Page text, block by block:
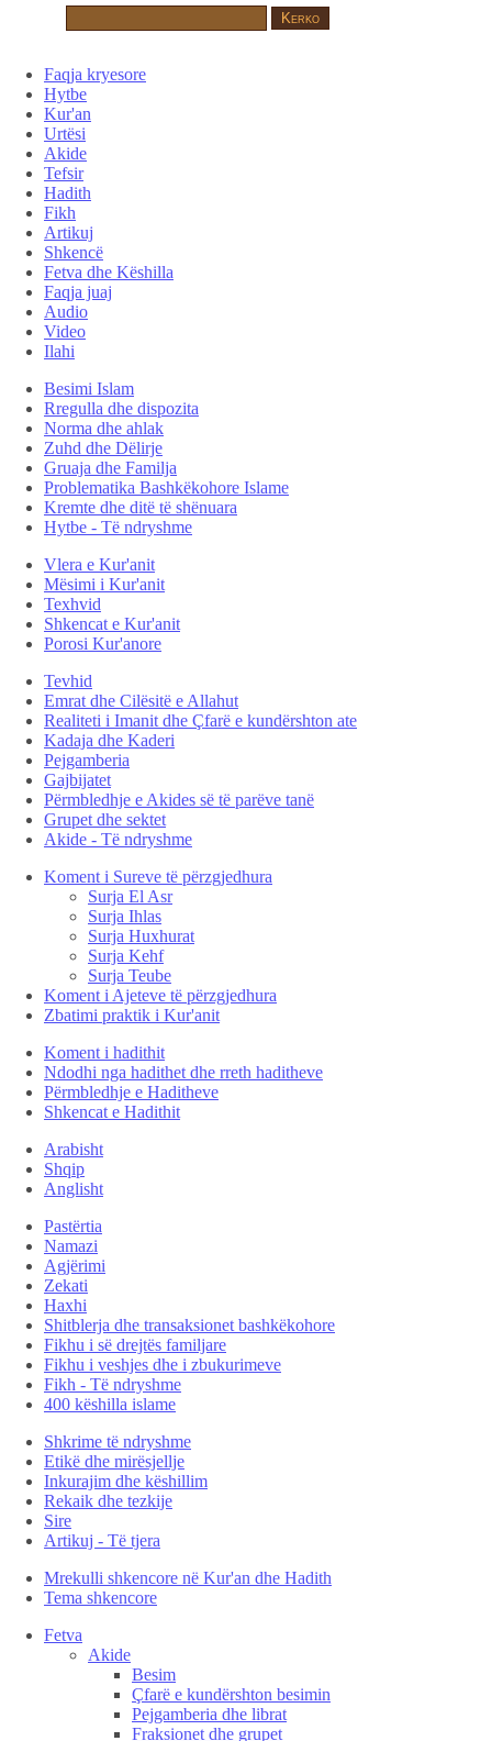
Faqja kryesore
Hytbe
Kur'an
Urtësi
Akide
Tefsir
Hadith
Fikh
Artikuj
Shkencë
Fetva dhe Këshilla
Faqja juaj
Audio
Video
Ilahi
Besimi Islam
Rregulla dhe dispozita
Norma dhe ahlak
Zuhd dhe Dëlirje
Gruaja dhe Familja
Problematika Bashkëkohore Islame
Kremte dhe ditë të shënuara
Hytbe - Të ndryshme
Vlera e Kur'anit
Mësimi i Kur'anit
Texhvid
Shkencat e Kur'anit
Porosi Kur'anore
Tevhid
Emrat dhe Cilësitë e Allahut
Realiteti i Imanit dhe Çfarë e kundërshton ate
Kadaja dhe Kaderi
Pejgamberia
Gajbijatet
Përmbledhje e Akides së të parëve tanë
Grupet dhe sektet
Akide - Të ndryshme
Koment i Sureve të përzgjedhura
Surja El Asr
Surja Ihlas
Surja Huxhurat
Surja Kehf
Surja Teube
Koment i Ajeteve të përzgjedhura
Zbatimi praktik i Kur'anit
Koment i hadithit
Ndodhi nga hadithet dhe rreth haditheve
Përmbledhje e Haditheve
Shkencat e Hadithit
Arabisht
Shqip
Anglisht
Pastërtia
Namazi
Agjërimi
Zekati
Haxhi
Shitblerja dhe transaksionet bashkëkohore
Fikhu i së drejtës familjare
Fikhu i veshjes dhe i zbukurimeve
Fikh - Të ndryshme
400 këshilla islame
Shkrime të ndryshme
Etikë dhe mirësjellje
Inkurajim dhe këshillim
Rekaik dhe tezkije
Sire
Artikuj - Të tjera
Mrekulli shkencore në Kur'an dhe Hadith
Tema shkencore
Fetva
Akide
Besim
Çfarë e kundërshton besimin
Pejgamberia dhe librat
Fraksionet dhe grupet